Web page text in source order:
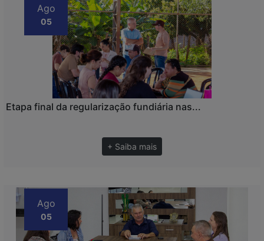
Ago
05
Etapa final da regularização fundiária nas...
+ Saiba mais
Ago
05